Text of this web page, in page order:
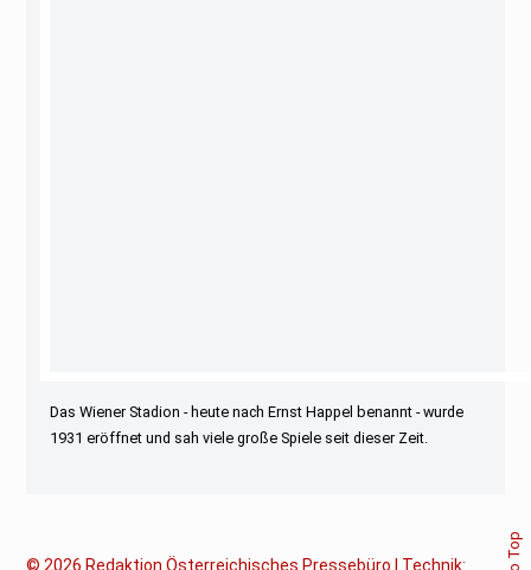
Das Wiener Stadion - heute nach Ernst Happel benannt - wurde
1931 eröffnet und sah viele große Spiele seit dieser Zeit.
© 2026 Redaktion Österreichisches Pressebüro | Technik: